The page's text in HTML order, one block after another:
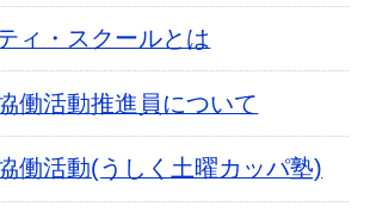
ィ・スクールとは
働活動推進員について
働活動(うしく土曜カッパ塾)